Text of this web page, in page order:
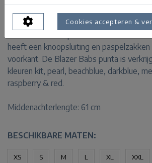
De Blazer Babs punta is een
heeft een knoopsluiting en paspelzakken
voorkant. De Blazer Babs punta is
kleuren kit, pearl, beachblue, darkblue,
raspberry & red.
Middenachterlengte: 61 cm
BESCHIKBARE MATEN:
XS S M L XL XXL
Cookies accepteren &